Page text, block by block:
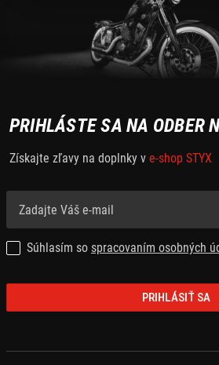
PRIHLÁSTE SA NA ODBER
Získajte zľavy na doplnky v e-shop STYX
Súhlasím so spracovaním osobných
PRIHLÁSIŤ SA